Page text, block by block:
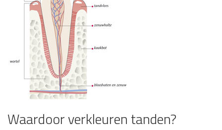
Waardoor verkleuren tanden?